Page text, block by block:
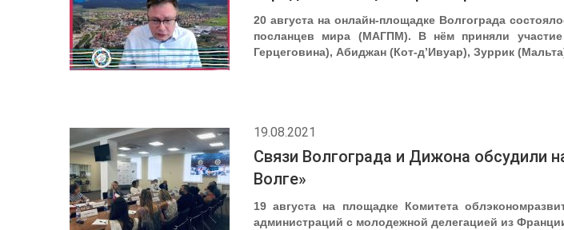
20 августа на онлайн-площадке Волгограда
посланцев мира (МАГПМ). В нём приняли
Герцеговина), Абиджан (Кот-д’Ивуар), Зуррик
19.08.2021
Связи Волгограда и Дижона обсудили
Волге»
19 августа на площадке Комитета
администраций с молодежной делегацией из